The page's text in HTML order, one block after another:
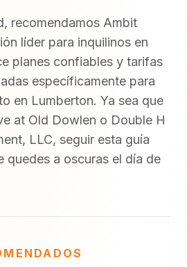
recomendamos Ambit
líder para inquilinos en
planes confiables y tarifas
específicamente para
en Lumberton. Ya sea que
at Old Dowlen o Double H
LLC, seguir esta guía
quedes a oscuras el día de